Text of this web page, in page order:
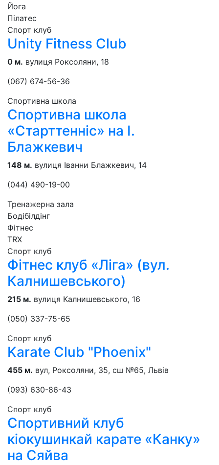
Йога
Пілатес
Спорт клуб
Unity Fitness Club
0 м. вулиця Роксоляни, 18
(067) 674-56-36
Спортивна школа
Спортивна школа
«Старттенніс» на І.
Блажкевич
148 м. вулиця Іванни Блажкевич, 14
(044) 490-19-00
Тренажерна зала
Бодібілдінг
Фітнес
TRX
Спорт клуб
Фітнес клуб «Ліга» (вул.
Калнишевського)
215 м. вулиця Калнишевського, 16
(050) 337-75-65
Спорт клуб
Karate Club "Phoenix"
455 м. вул, Роксоляни, 35, сш №65, Львів
(093) 630-86-43
Спорт клуб
Спортивний клуб
кіокушинкай карате «Канку»
на Сяйва